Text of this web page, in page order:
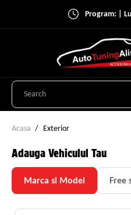
Program: |
Acasa Exterior
Adauga Vehiculul Tau
Marca si Model Free